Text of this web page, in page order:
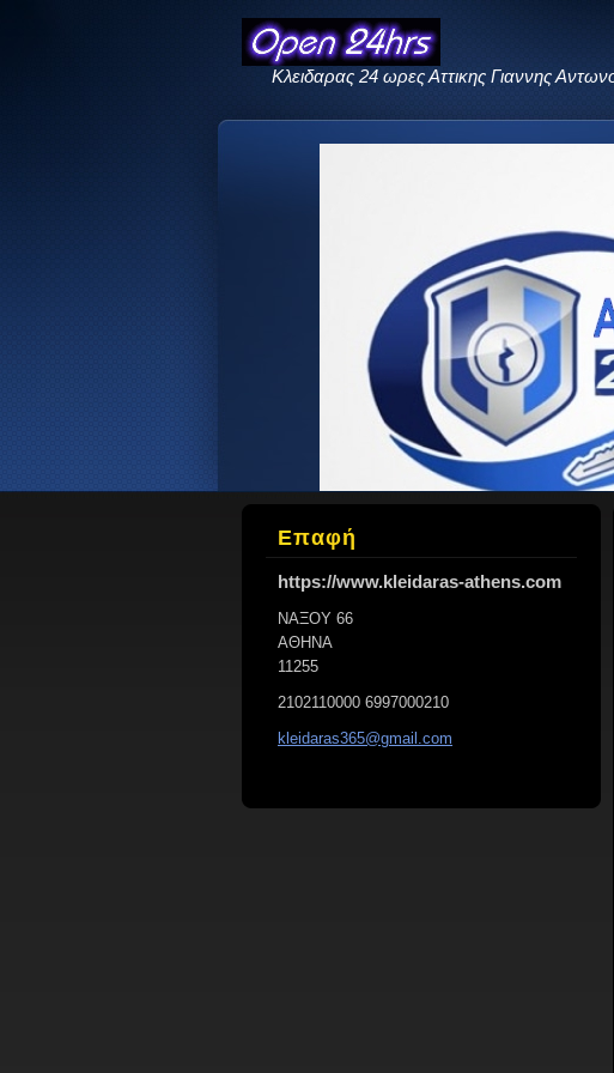
Κλειδαρας 24 ωρες Αττικης Γιαννης
Επαφή
https://www.kleidaras-athens.com
ΝΑΞΟΥ 66
ΑΘΗΝΑ
11255
2102110000 6997000210
kleidaras365@gmail.com